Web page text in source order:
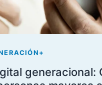
generacional: